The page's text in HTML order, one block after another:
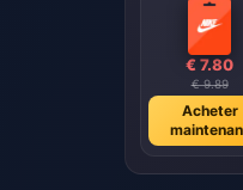
€ 7.80
€ 9.89
Acheter